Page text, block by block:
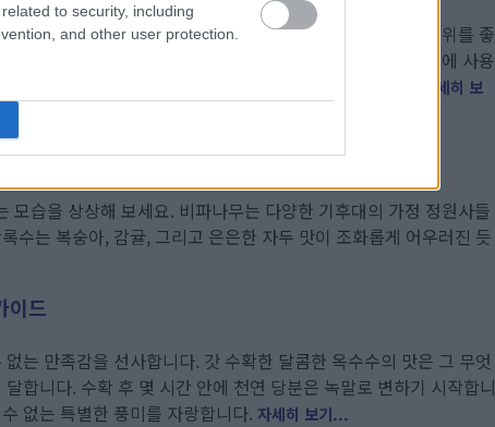
to security, including
and other user protection.
수확할 수 있는 생산적인 공간으로 탈바꿈시켜 줍니다. 더위를 좋
기 때문에 따뜻한 계절에 재배하기에 안성맞춤입니다. 요리에 사용
종합 가이드는 성공에 필요한 모든 정보를 제공합니다.
자세히 보
습을 상상해 보세요. 비파나무는 다양한 기후대의 가정 정원사들
수는 복숭아, 감귤, 그리고 은은한 자두 맛이 조화롭게 어우러진 듯
이드
는 만족감을 선사합니다. 갓 수확한 달콤한 옥수수의 맛은 그 무엇
합니다. 수확 후 몇 시간 안에 천연 당분은 녹말로 변하기 시작합니
없는 특별한 풍미를 자랑합니다. 자세히 보기...